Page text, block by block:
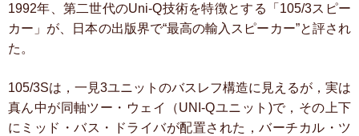
1992年、第二世代のUni-Q技術を特徴とする「105/3スピー
カー」が、日本の出版界で“最高の輸入スピーカー”と評され
た。
105/3Sは，一見3ユニットのバスレフ構造に見えるが，実は
真ん中が同軸ツー・ウェイ（UNI-Qユニット)で，その上下
にミッド・バス・ドライバが配置された，バーチカル・ツ